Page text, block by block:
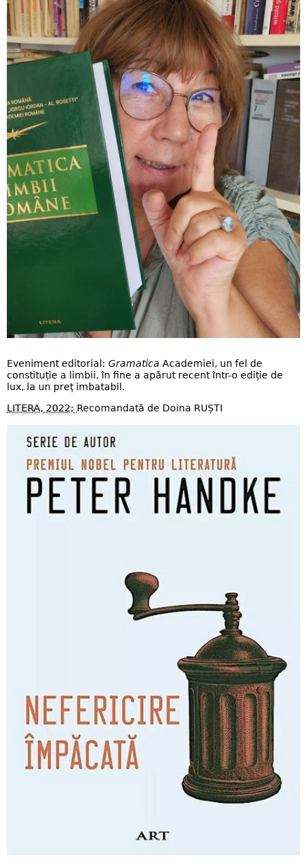
Eveniment editorial: Gramatica Academiei, un fel de
constituție a limbii, în fine a apărut recent într-o ediție de
lux, la un preț imbatabil.
LITERA, 2022; Recomandată de Doina RUȘTI